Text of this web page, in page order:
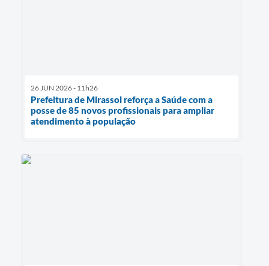
26 JUN 2026 - 11h26
Prefeitura de Mirassol reforça a Saúde com a
posse de 85 novos profissionais para ampliar
atendimento à população